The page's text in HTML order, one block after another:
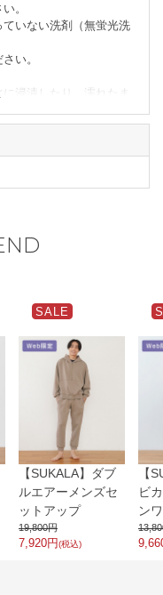
。
いない洗剤（無蛍光洗
い。
浸漬したり、濡れたま
る場合があります。そ
。
合があります。ご注意
SALE
【SUKALA】ダブ
ルエアーメンズセ
ットアップ
19,800円
7,920円(税込)
【
ビ
ン